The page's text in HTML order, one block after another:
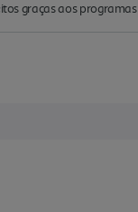
graças aos